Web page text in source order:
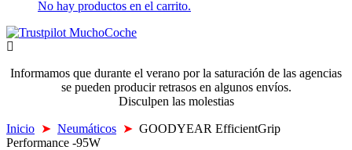
No hay productos en el carrito.
Informamos que durante el verano por la saturación de las agencias
se pueden producir retrasos en algunos envíos.
Disculpen las molestias
Inicio ➤ Neumáticos ➤ GOODYEAR EfficientGrip
Performance -95W